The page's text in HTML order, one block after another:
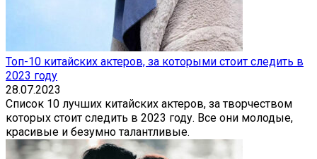
Топ-10 китайских актеров, за которыми стоит следить в
2023 году
28.07.2023
Список 10 лучших китайских актеров, за творчеством
которых стоит следить в 2023 году. Все они молодые,
красивые и безумно талантливые.